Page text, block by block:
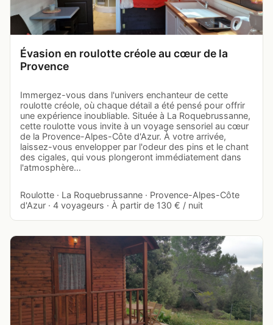
Évasion en roulotte créole au cœur de la
Provence
Immergez-vous dans l'univers enchanteur de cette
roulotte créole, où chaque détail a été pensé pour offrir
une expérience inoubliable. Située à La Roquebrussanne,
cette roulotte vous invite à un voyage sensoriel au cœur
de la Provence-Alpes-Côte d'Azur. À votre arrivée,
laissez-vous envelopper par l'odeur des pins et le chant
des cigales, qui vous plongeront immédiatement dans
l'atmosphère…
Roulotte · La Roquebrussanne · Provence-Alpes-Côte
d'Azur · 4 voyageurs · À partir de 130 € / nuit